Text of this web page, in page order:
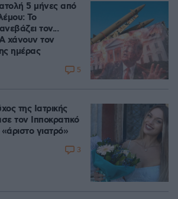
5 μήνες από
Το
τον...
χάνουν τον
ημέρας
5
της Ιατρικής
τον Ιπποκρατικό
γιατρό»
3